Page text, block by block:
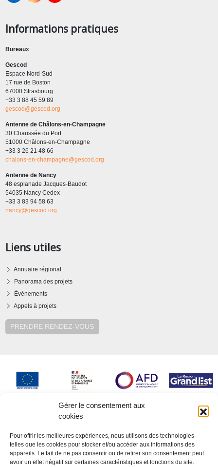
Gérer le consentement aux
cookies
Pour offrir les meilleures expériences, nous utilisons des technologies
telles que les cookies pour stocker et/ou accéder aux informations des
appareils. Le fait de ne pas consentir ou de retirer son consentement peut
avoir un effet négatif sur certaines caractéristiques et fonctions du site.
Informations pratiques
Bureaux
Gescod
Espace Nord-Sud
17 rue de Boston
67000 Strasbourg
+33 3 88 45 59 89
gescod@gescod.org
Antenne de Châlons-en-Champagne
30 Chaussée du Port
51000 Châlons-en-Champagne
+33 3 26 21 48 66
chalons-en-champagne@gescod.org
Antenne de Nancy
48 esplanade Jacques-Baudot
54035 Nancy Cedex
+33 3 83 94 58 63
nancy@gescod.org
Liens utiles
Annuaire régional
Panorama des projets
Événements
Appels à projets
PRENDRE RENDEZ-VOUS